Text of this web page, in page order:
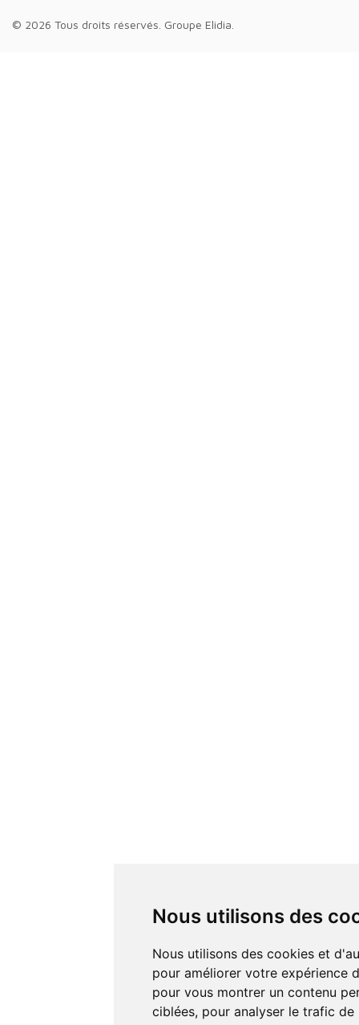
Nous utilisons des
Nous utilisons des cookies et d'autres technologies de suivi
pour améliorer votre expérience
pour vous montrer un contenu
ciblées, pour analyser le trafic
© 2026 Tous droits réservés. Groupe Elidia